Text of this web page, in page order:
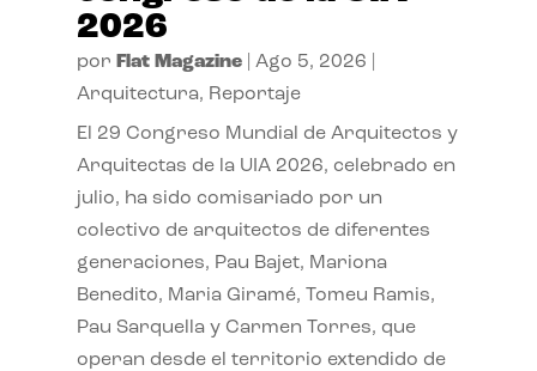
2026
por Flat Magazine| Ago 5, 2026
Arquitectura, Reportaje
El 29 Congreso Mundial de Arquitectos y
Arquitectas de la UIA 2026, celebrado en
julio, ha sido comisariado por un
colectivo de arquitectos de diferentes
generaciones, Pau Bajet, Mariona
Benedito, Maria Giramé, Tomeu Ramis,
Pau Sarquella y Carmen Torres, que
operan desde el territorio extendido de